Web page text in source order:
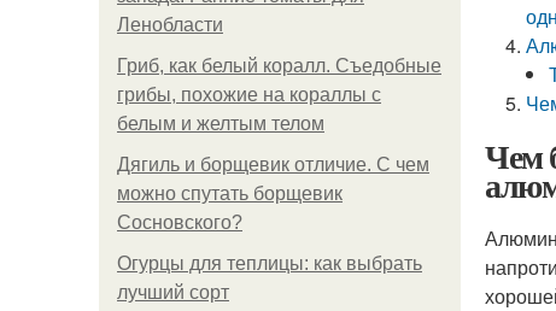
Ленобласти
Гриб, как белый коралл. Съедобные
грибы, похожие на кораллы с
белым и желтым телом
Дягиль и борщевик отличие. С чем
можно спутать борщевик
Сосновского?
Огурцы для теплицы: как выбрать
лучший сорт
Чем